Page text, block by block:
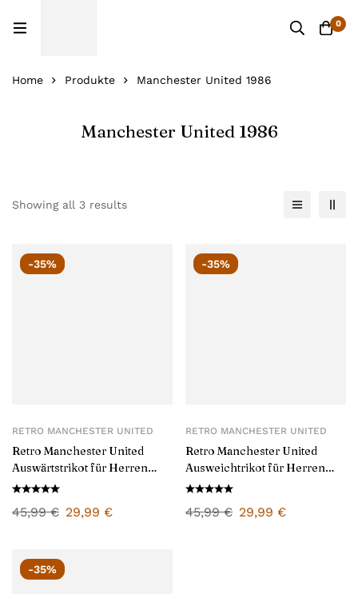
0
Home Produkte Manchester United 1986
Manchester United 1986
Showing all 3 results
-35%
RETRO MANCHESTER UNITED
Retro Manchester United
Auswärtstrikot für Herren
1986
45,99€ 29,99 €
-35%
RETRO MANCHESTER UNITED
Retro Manchester United
Ausweichtrikot für Herren
1986
45,99€ 29,99 €
-35%